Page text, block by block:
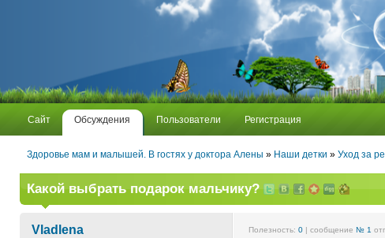
Сайт Обсуждения Пользователи Регистрация
Здоровье мам и малышей. В гостях у доктора Алены » Наши детки » Уход за
Какой выбрать подарок мальчику?
Vladlena Полезность: 0 | сообщение № 1